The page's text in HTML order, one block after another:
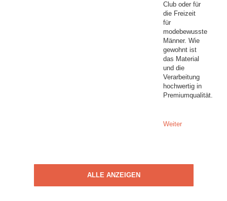
Club oder für
die Freizeit
für
modebewusste
Männer. Wie
gewohnt ist
das Material
und die
Verarbeitung
hochwertig in
Premiumqualität.
Weiter
ALLE ANZEIGEN